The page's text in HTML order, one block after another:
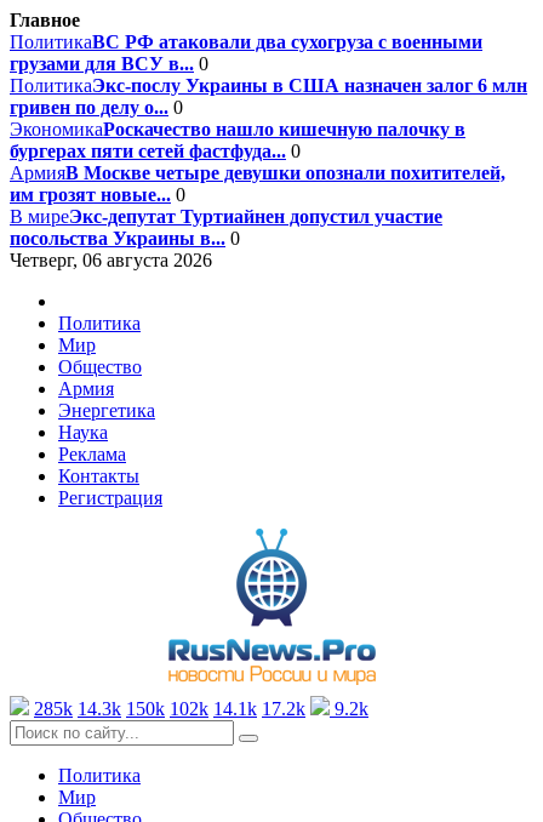
Главное
ПолитикаВС РФ атаковали два сухогруза с военными
грузами для ВСУ в... 0
ПолитикаЭкс-послу Украины в США назначен залог 6 млн
гривен по делу о... 0
ЭкономикаРоскачество нашло кишечную палочку в
бургерах пяти сетей фастфуда... 0
АрмияВ Москве четыре девушки опознали похитителей,
им грозят новые... 0
В миреЭкс-депутат Туртиайнен допустил участие
посольства Украины в... 0
Четверг, 06 августа 2026
Политика
Мир
Общество
Армия
Энергетика
Наука
Реклама
Контакты
Регистрация
285k 14.3k 150k 102k 14.1k 17.2k 9.2k
Политика
Мир